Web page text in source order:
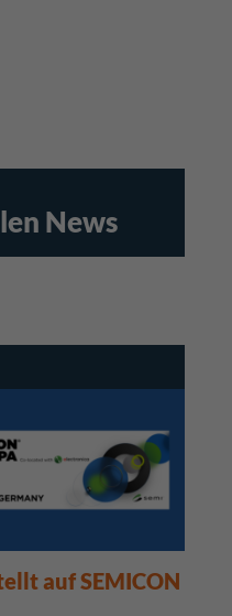
News
auf SEMICON